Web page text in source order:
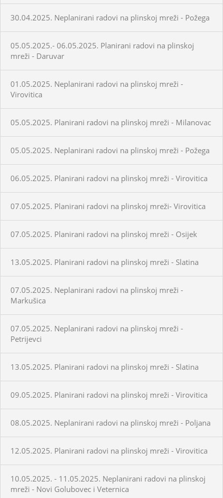
30.04.2025. Neplanirani radovi na plinskoj mreži - Požega
05.05.2025.- 06.05.2025. Planirani radovi na plinskoj
mreži - Daruvar
01.05.2025. Neplanirani radovi na plinskoj mreži -
Virovitica
05.05.2025. Planirani radovi na plinskoj mreži - Milanovac
05.05.2025. Neplanirani radovi na plinskoj mreži - Požega
06.05.2025. Planirani radovi na plinskoj mreži - Virovitica
07.05.2025. Planirani radovi na plinskoj mreži- Virovitica
07.05.2025. Planirani radovi na plinskoj mreži - Osijek
13.05.2025. Planirani radovi na plinskoj mreži - Slatina
07.05.2025. Neplanirani radovi na plinskoj mreži -
Markušica
07.05.2025. Neplanirani radovi na plinskoj mreži -
Petrijevci
13.05.2025. Planirani radovi na plinskoj mreži - Slatina
09.05.2025. Planirani radovi na plinskoj mreži - Virovitica
08.05.2025. Neplanirani radovi na plinskoj mreži - Poljana
12.05.2025. Planirani radovi na plinskoj mreži - Virovitica
10.05.2025. - 11.05.2025. Neplanirani radovi na plinskoj
mreži - Novi Golubovec i Veternica